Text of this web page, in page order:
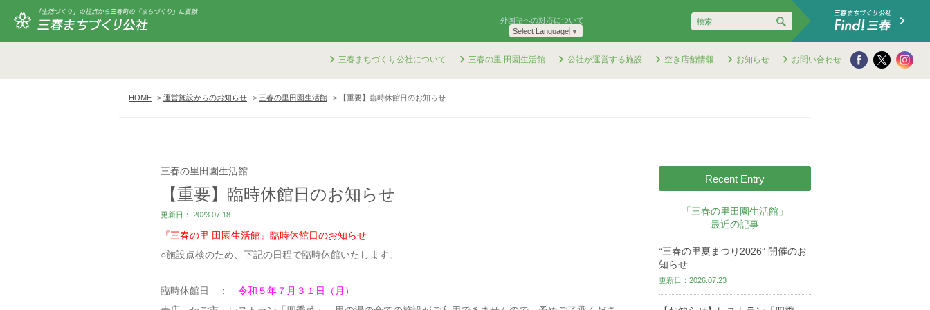
外国語への対応について
Select Language ▼
三春まちづくり公社について 三春の里 田園生活館 公社が運営する施設 空き店舗情報 お知らせ お問い合わせ
HOME 運営施設からのお知らせ 三春の里田園生活館 【重要】臨時休館日のお知らせ
三春の里田園生活館
【重要】臨時休館日のお知らせ
更新日： 2023.07.18
『三春の里 田園生活館』臨時休館日のお知らせ
○施設点検のため、下記の日程で臨時休館いたします。
臨時休館日 ： 令和５年７月３１日（月）
Recent Entry
「三春の里田園生活館」
最近の記事
“三春の里夏まつり2026” 開催のお
知らせ
更新日：2026.07.23